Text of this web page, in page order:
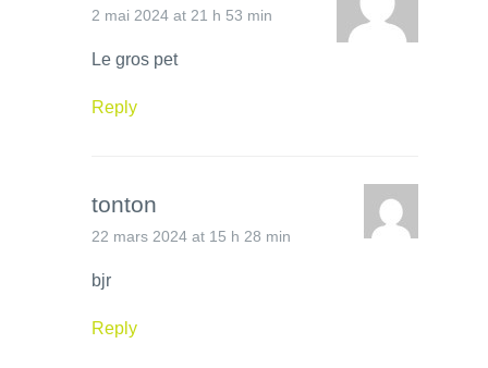
2 mai 2024 at 21 h 53 min
Le gros pet
Reply
tonton
22 mars 2024 at 15 h 28 min
bjr
Reply